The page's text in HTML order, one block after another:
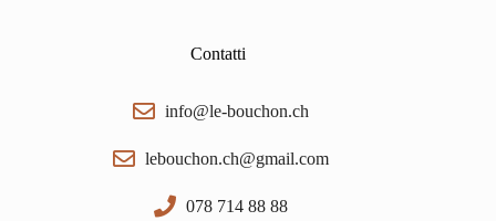
Contatti
info@le-bouchon.ch
lebouchon.ch@gmail.com
078 714 88 88